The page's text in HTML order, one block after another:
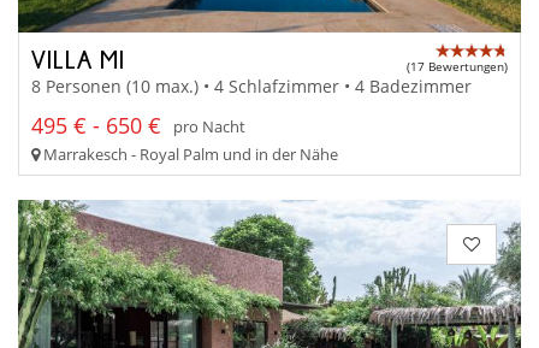
VILLA MI (17 Bewertungen)
8 Personen (10 max.) • 4 Schlafzimmer • 4 Badezimmer
495 € - 650 €
pro Nacht
Marrakesch - Royal Palm und in der Nähe